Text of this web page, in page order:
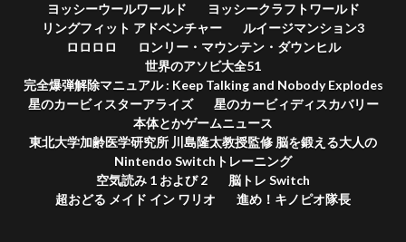
ヨッシーウールワールド
ヨッシークラフトワールド
リングフィット アドベンチャー
ルイージマンション3
ロロロロ
ロンリー・マウンテン・ダウンヒル
世界のアソビ大全51
完全爆弾解除マニュアル : Keep Talking and Nobody Explodes
星のカービィスターアライズ
星のカービィディスカバリー
本体とかゲームニュース
東北大学加齢医学研究所 川島隆太教授監修 脳を鍛える大人の
Nintendo Switchトレーニング
空気読み 1 および 2
脳トレ Switch
超おどる メイド イン ワリオ
進め！キノピオ隊長